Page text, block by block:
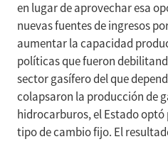
en lugar de aprovechar esa
nuevas fuentes de ingresos
aumentar la capacidad
políticas que fueron
sector gasífero del que
colapsaron la producción de
hidrocarburos, el Estado
tipo de cambio fijo. El